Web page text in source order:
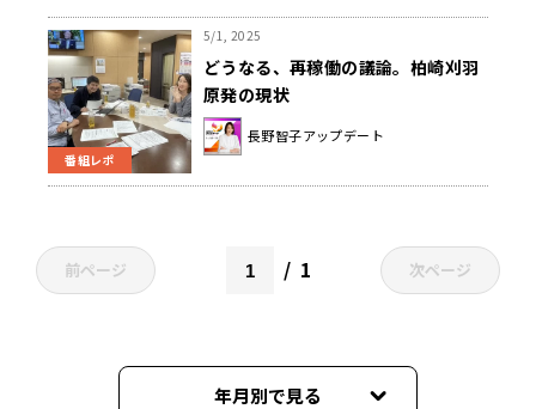
番組レポ
5/1, 2025
どうなる、再稼働の議論。柏崎刈羽
原発の現状
長野智子アップデート
前ページ 1 次ページ
年月別で見る